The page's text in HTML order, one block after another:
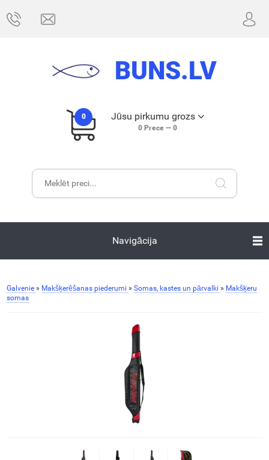
BUNS.LV
0 Jūsu pirkumu grozs
0Prece — 0
Navigācija
Galvenie » Makšķerēšanas piederumi » Somas, kastes un pārvalki » Makšķeru
somas